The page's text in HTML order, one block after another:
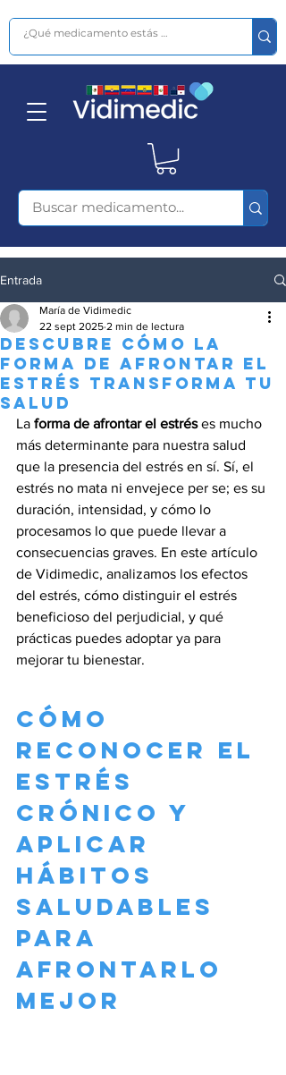
Entrada
Descubre cómo la
forma de afrontar el
estrés transforma tu
salud
María de Vidimedic
22 sept 2025 2 min de lectura
La forma de afrontar el estrés es mucho
más determinante para nuestra salud
que la presencia del estrés en sí. Sí, el
estrés no mata ni envejece per se; es su
duración, intensidad, y cómo lo
procesamos lo que puede llevar a
consecuencias graves. En este artículo
de Vidimedic, analizamos los efectos
del estrés, cómo distinguir el estrés
beneficioso del perjudicial, y qué
prácticas puedes adoptar ya para
mejorar tu bienestar.
Cómo
reconocer el
estrés
crónico y
aplicar
hábitos
saludables
para
afrontarlo
mejor